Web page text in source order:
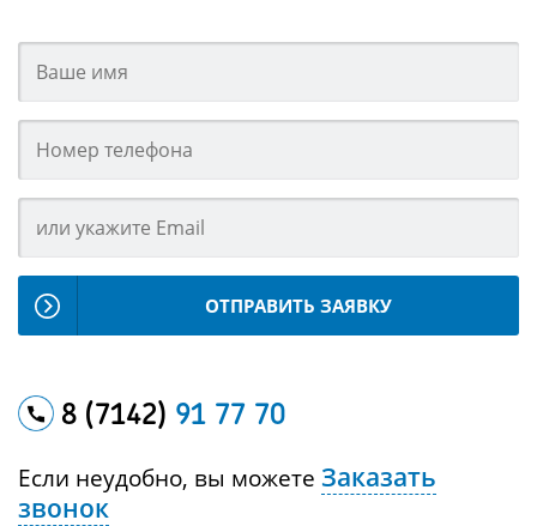
ОТПРАВИТЬ ЗАЯВКУ
8 (7142) 91 77 70
Если неудобно, вы можете Заказать
звонок